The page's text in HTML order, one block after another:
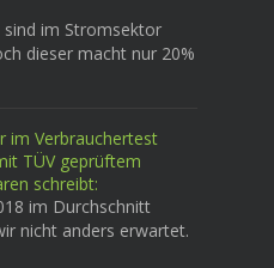
im Stromsektor
dieser macht nur 20%
im Verbrauchertest
TÜV geprüftem
schreibt:
im Durchschnitt
nicht anders erwartet.